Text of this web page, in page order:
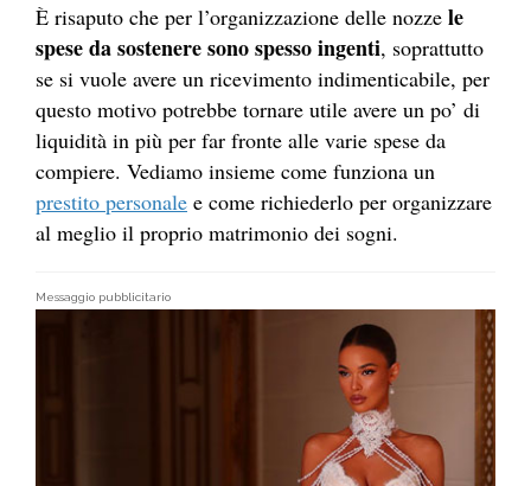
È risaputo che per l’organizzazione delle nozze le
spese da sostenere sono spesso ingenti, soprattutto
se si vuole avere un ricevimento indimenticabile, per
questo motivo potrebbe tornare utile avere un po’ di
liquidità in più per far fronte alle varie spese da
compiere. Vediamo insieme come funziona un
prestito personale e come richiederlo per organizzare
al meglio il proprio matrimonio dei sogni.
Messaggio pubblicitario